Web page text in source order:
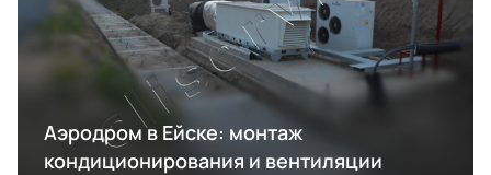
Аэродром в Ейске: монтаж
кондиционирования и вентиляции